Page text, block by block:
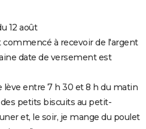
12 août
commencé à recevoir de l'argent
date de versement est
lève entre 7 h 30 et 8 h du matin
petits biscuits au petit-
et, le soir, je mange du poulet